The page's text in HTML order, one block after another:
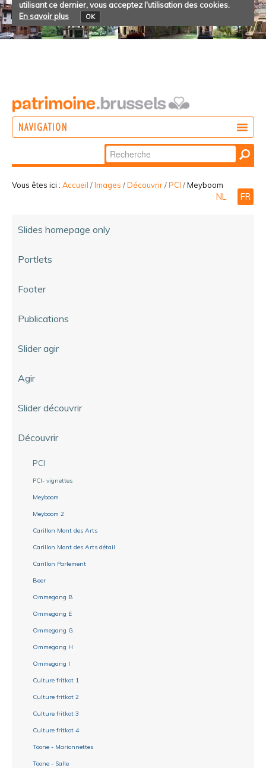
utilisant ce dernier, vous acceptez l'utilisation des cookies.
En savoir plus
OK
NAVIGATION
Chercher par
Recherche
avancée…
Vous êtes ici : Accueil /Images /Découvrir/PCI /Meyboom
NL FR
Slides homepage only
Portlets
Footer
Publications
Slider agir
Agir
Slider découvrir
Découvrir
PCI
PCI- vignettes
Meyboom
Meyboom 2
Carillon Mont des Arts
Carillon Mont des Arts détail
Carillon Parlement
Beer
Ommegang B
Ommegang E
Ommegang G
Ommegang H
Ommegang I
Culture fritkot 1
Culture fritkot 2
Culture fritkot 3
Culture fritkot 4
Toone - Marionnettes
Toone - Salle